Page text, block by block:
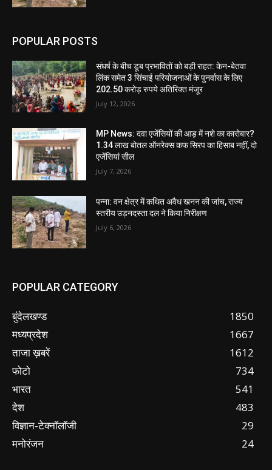
POPULAR POSTS
संघर्ष के बीच डूब प्रभावितों को बड़ी राहत: केन-बेतवा
लिंक समेत 3 सिंचाई परियोजनाओं के पुनर्वास के लिए
202.50 करोड़ रुपये अतिरिक्त मंजूर
July 12, 2026
MP News: दवा एजेंसियों की आड़ में नशे का कारोबार?
1.34 लाख बोतल ऑनरेक्स कफ सिरप का हिसाब नहीं, दो
एजेंसियां सील
July 7, 2026
पन्ना: वन क्षेत्र में कथित अवैध खनन की जांच, राज्य
स्तरीय उड़नदस्ता दल ने किया निरीक्षण
July 6, 2026
POPULAR CATEGORY
बुंदेलखण्ड
1850
मध्यप्रदेश
1667
ताजा ख़बरें
1612
फोटो
734
भारत
541
देश
483
विज्ञान-टेक्नॉलॉजी
29
मनोरंजन
24